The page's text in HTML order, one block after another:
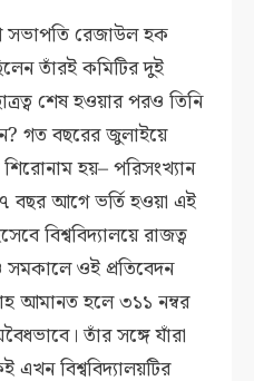
সভাপতি রেজাউল হক
তাঁরই কমিটির দুই
শেষ হওয়ার পরও তিনি
গত বছরের জুলাইয়ে
হয়– পরিসংখ্যান
বছর আগে ভর্তি হওয়া এই
বিশ্ববিদ্যালয়ে রাজত্ব
ওই প্রতিবেদন
আমানত হলে ৩১১ নম্বর
তাঁর সঙ্গে যাঁরা
বিশ্ববিদ্যালয়টির